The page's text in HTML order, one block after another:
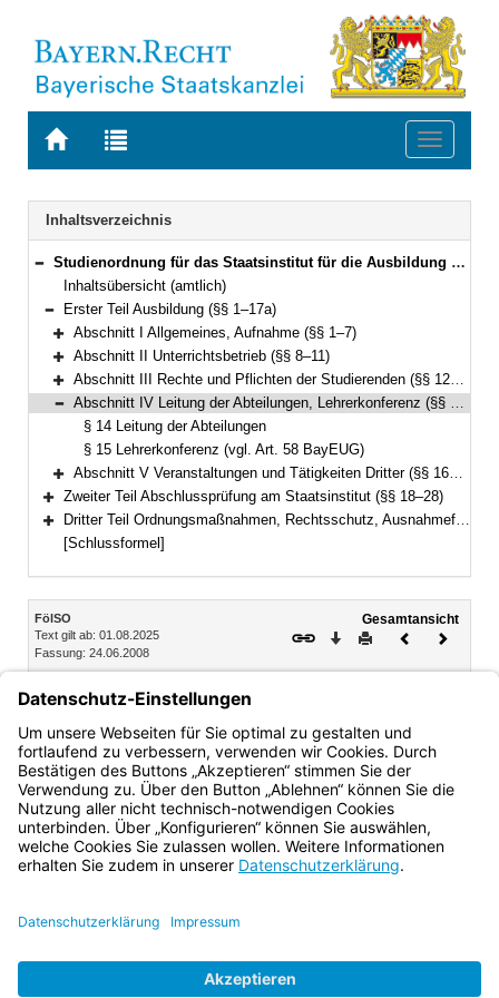
Zur
BAYERN.RECHT
Zur
letzten
Suche
Toggle
Navigation
Inhaltsverzeichnis
Bereich reduzieren
Studienordnung für das Staatsinstitut für die Ausbildung von Förderlehrern (Förderlehrerstudienordnung – FölSO) Vom 24. Juni 2008 (GVBl. S. 399) (KWMBl. I S. 183) BayRS 2038-3-4-9-1-K (§§ 1–32)
Inhaltsübersicht (amtlich)
Bereich reduzieren
Erster Teil Ausbildung (§§ 1–17a)
Bereich erweitern
Abschnitt I Allgemeines, Aufnahme (§§ 1–7)
Bereich erweitern
Abschnitt II Unterrichtsbetrieb (§§ 8–11)
Bereich erweitern
Abschnitt III Rechte und Pflichten der Studierenden (§§ 12–13)
Bereich reduzieren
Abschnitt IV Leitung der Abteilungen, Lehrerkonferenz (§§ 14–15)
§ 14 Leitung der Abteilungen
§ 15 Lehrerkonferenz (vgl. Art. 58 BayEUG)
Bereich erweitern
Abschnitt V Veranstaltungen und Tätigkeiten Dritter (§§ 16–17a)
Bereich erweitern
Zweiter Teil Abschlussprüfung am Staatsinstitut (§§ 18–28)
Bereich erweitern
Dritter Teil Ordnungsmaßnahmen, Rechtsschutz, Ausnahmefälle, Schlussbestimmungen (§§ 29–32)
[Schlussformel]
Inhalt
FölSO
Text gilt ab: 01.08.2025
Fassung: 24.06.2008
Gesamtansicht
Download
DruckenVorheriges
Abschnitt IV Leitung der Abteilungen, Lehrerkonferenz
§ 14 Leitung der Abteilungen
§ 15 Lehrerkonferenz (vgl. Art. 58 BayEUG)
Bayern.de
BayernPortal
Impressum